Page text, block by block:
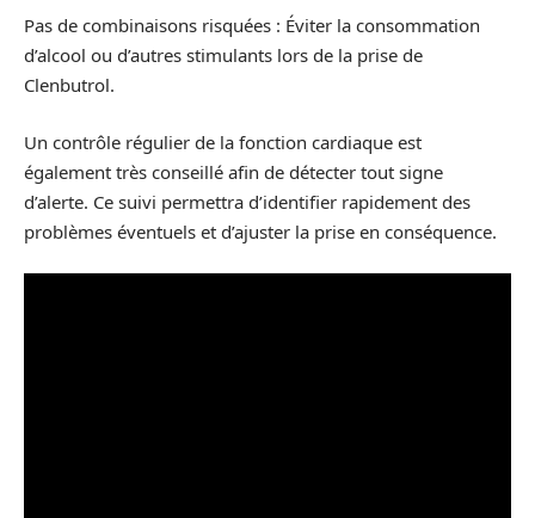
Pas de combinaisons risquées : Éviter la consommation
d’alcool ou d’autres stimulants lors de la prise de
Clenbutrol.
Un contrôle régulier de la fonction cardiaque est
également très conseillé afin de détecter tout signe
d’alerte. Ce suivi permettra d’identifier rapidement des
problèmes éventuels et d’ajuster la prise en conséquence.